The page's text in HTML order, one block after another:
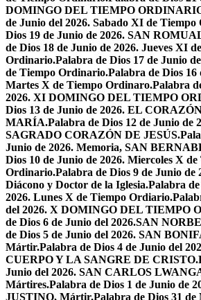
DOMINGO DEL TIEMPO
de Junio del 2026. Sabado XI de
Dios 19 de Junio de 2026. SAN
de Dios 18 de Junio de 2026. Jueves XI
Ordinario.Palabra de Dios 17 de Junio
de Tiempo Ordinario.Palabra de Dios 16
Martes X de Tiempo Ordinaro.Palabra
2026. XI DOMINGO DEL TIEMPO
Dios 13 de Junio de 2026. EL
MARÍA.Palabra de Dios 12 de Junio de
SAGRADO CORAZÓN DE JESÚS.
Junio de 2026. Memoria, SAN
Dios 10 de Junio de 2026. Miercoles X
Ordinario.Palabra de Dios 9 de Junio
Diácono y Doctor de la Iglesia.Palabra
2026. Lunes X de Tiempo Ordiario.
del 2026. X DOMINGO DEL TIEMPO
de Dios 6 de Junio del 2026.SAN
de Dios 5 de Junio del 2026. SAN
Mártir.Palabra de Dios 4 de Junio del
CUERPO Y LA SANGRE DE CRISTO.
Junio del 2026. SAN CARLOS
Mártires.Palabra de Dios 1 de Junio de
JUSTINO, Mártir.Palabra de Dios 31 de